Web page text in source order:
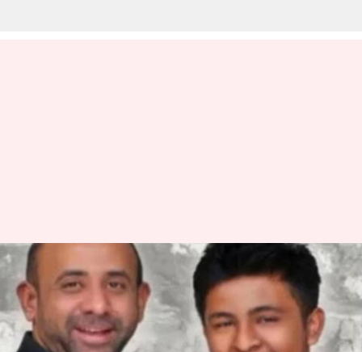
Praja Bhavan Accident:
ప్రజాభవన్‌ కారు యాక్సిడెంట్ కేసు
మరో కొత్త కోణం.. నిందితుడు మాజీ
ఎమ్మెల్యే కొడుకే